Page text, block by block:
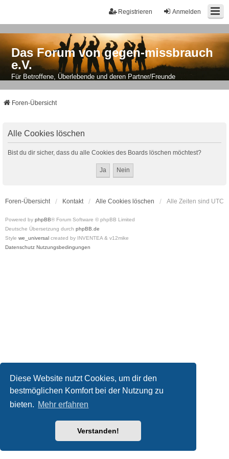
Diese Website nutzt Cookies, um dir den
bestmöglichen Komfort bei der Nutzung zu
bieten. Mehr erfahren
Verstanden!
Anmelden
Registrieren
Das Forum von gegen-missbrauch
e.V.
Für Betroffene, Überlebende und deren Partner/Freunde
Foren-Übersicht
Alle Cookies löschen
Bist du dir sicher, dass du alle Cookies des Boards löschen möchtest?
Foren-Übersicht Kontakt Alle Cookies löschen Alle Zeiten sind UTC
Powered by phpBB® Forum Software © phpBB Limited
Deutsche Übersetzung durch phpBB.de
Style we_universal created by INVENTEA & v12mike
Datenschutz Nutzungsbedingungen